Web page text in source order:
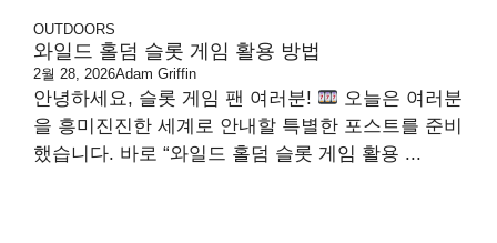
OUTDOORS
와일드 홀덤 슬롯 게임 활용 방법
2월 28, 2026Adam Griffin
안녕하세요, 슬롯 게임 팬 여러분!
오늘은 여러분
을 흥미진진한 세계로 안내할 특별한 포스트를 준비
했습니다. 바로 “와일드 홀덤 슬롯 게임 활용 ...